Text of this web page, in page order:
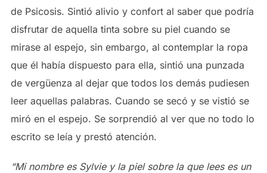
de Psicosis. Sintió alivio y confort al saber que podría
disfrutar de aquella tinta sobre su piel cuando se
mirase al espejo, sin embargo, al contemplar la ropa
que él había dispuesto para ella, sintió una punzada
de vergüenza al dejar que todos los demás pudiesen
leer aquellas palabras. Cuando se secó y se vistió se
miró en el espejo. Se sorprendió al ver que no todo lo
escrito se leía y prestó atención.
“Mi nombre es Sylvie y la piel sobre la que lees es un